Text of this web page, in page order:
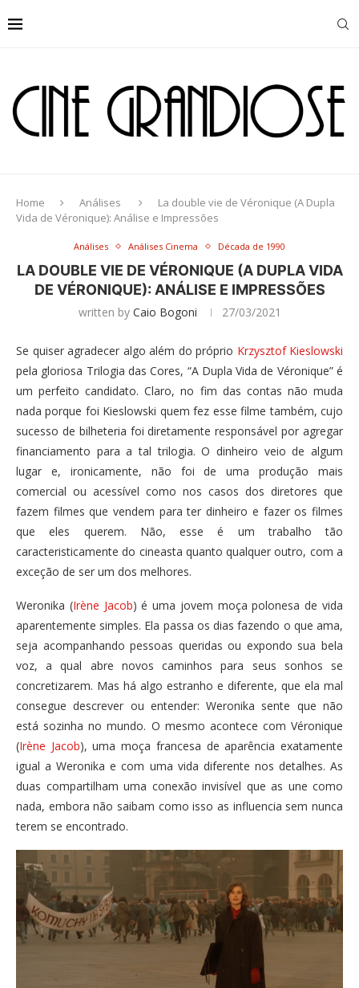
Home Análises
La double vie de Véronique (A Dupla
Vida de Véronique): Análise e Impressões
Análises Análises Cinema Década de 1990
LA DOUBLE VIE DE VÉRONIQUE (A DUPLA VIDA
DE VÉRONIQUE): ANÁLISE E IMPRESSÕES
written by Caio Bogoni 27/03/2021
Se quiser agradecer algo além do próprio Krzysztof Kieslowski
pela gloriosa Trilogia das Cores, “A Dupla Vida de Véronique” é
um perfeito candidato. Claro, no fim das contas não muda
nada porque foi Kieslowski quem fez esse filme também, cujo
sucesso de bilheteria foi diretamente responsável por agregar
financiamento para a tal trilogia. O dinheiro veio de algum
lugar e, ironicamente, não foi de uma produção mais
comercial ou acessível como nos casos dos diretores que
fazem filmes que vendem para ter dinheiro e fazer os filmes
que eles querem. Não, esse é um trabalho tão
caracteristicamente do cineasta quanto qualquer outro, com a
exceção de ser um dos melhores.
Weronika (Irène Jacob) é uma jovem moça polonesa de vida
aparentemente simples. Ela passa os dias fazendo o que ama,
seja acompanhando pessoas queridas ou expondo sua bela
voz, a qual abre novos caminhos para seus sonhos se
concretizarem. Mas há algo estranho e diferente, que ela mal
consegue descrever ou entender: Weronika sente que não
está sozinha no mundo. O mesmo acontece com Véronique
(Irène Jacob), uma moça francesa de aparência exatamente
igual a Weronika e com uma vida diferente nos detalhes. As
duas compartilham uma conexão invisível que as une como
nada, embora não saibam como isso as influencia sem nunca
terem se encontrado.